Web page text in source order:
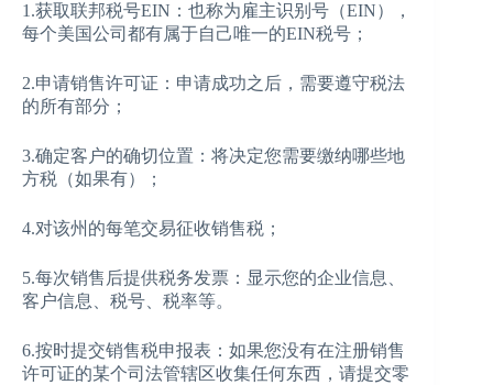
1.获取联邦税号EIN：也称为雇主识别号（EIN），
每个美国公司都有属于自己唯一的EIN税号；
2.申请销售许可证：申请成功之后，需要遵守税法
的所有部分；
3.确定客户的确切位置：将决定您需要缴纳哪些地
方税（如果有）；
4.对该州的每笔交易征收销售税；
5.每次销售后提供税务发票：显示您的企业信息、
客户信息、税号、税率等。
6.按时提交销售税申报表：如果您没有在注册销售
许可证的某个司法管辖区收集任何东西，请提交零